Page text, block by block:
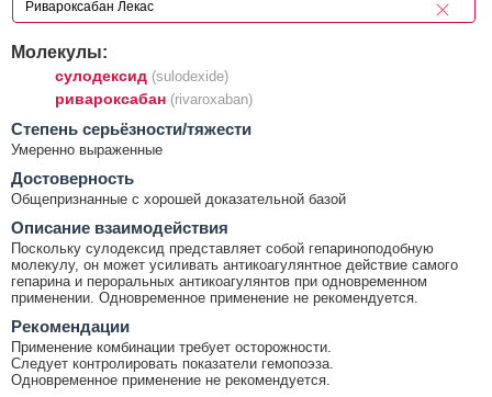
Молекулы:
сулодексид (sulodexide)
ривароксабан (rivaroxaban)
Cтепень серьёзности/тяжести
Умеренно выраженные
Достоверность
Общепризнанные с хорошей доказательной базой
Описание взаимодействия
Поскольку сулодексид представляет собой гепариноподобную
молекулу, он может усиливать антикоагулянтное действие самого
гепарина и пероральных антикоагулянтов при одновременном
применении. Одновременное применение не рекомендуется.
Рекомендации
Применение комбинации требует осторожности.
Следует контролировать показатели гемопоэза.
Одновременное применение не рекомендуется.